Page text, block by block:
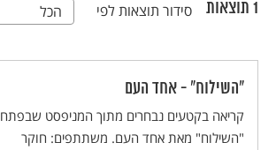
כל האתר
1 תוצאות סידור תוצאות לפי הכל
"השילוח" - אחד העם
קריאה בקטעים נבחרים מתוך המניפסט שבפתח
"השילוח" מאת אחד העם. משתתפים: חוקר